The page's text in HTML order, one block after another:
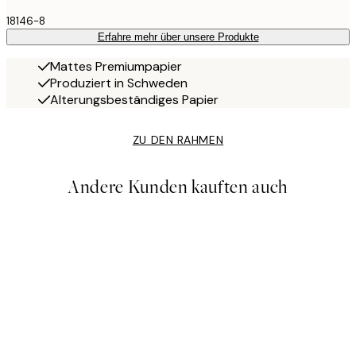
18146-8
Erfahre mehr über unsere Produkte
Mattes Premiumpapier
Produziert in Schweden
Alterungsbeständiges Papier
ZU DEN RAHMEN
Andere Kunden kauften auch